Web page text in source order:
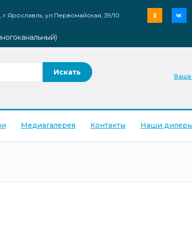
г.Ярославль, ул.Первомайская, 39/10
Ваша
Медиагалерея Контакты Наши